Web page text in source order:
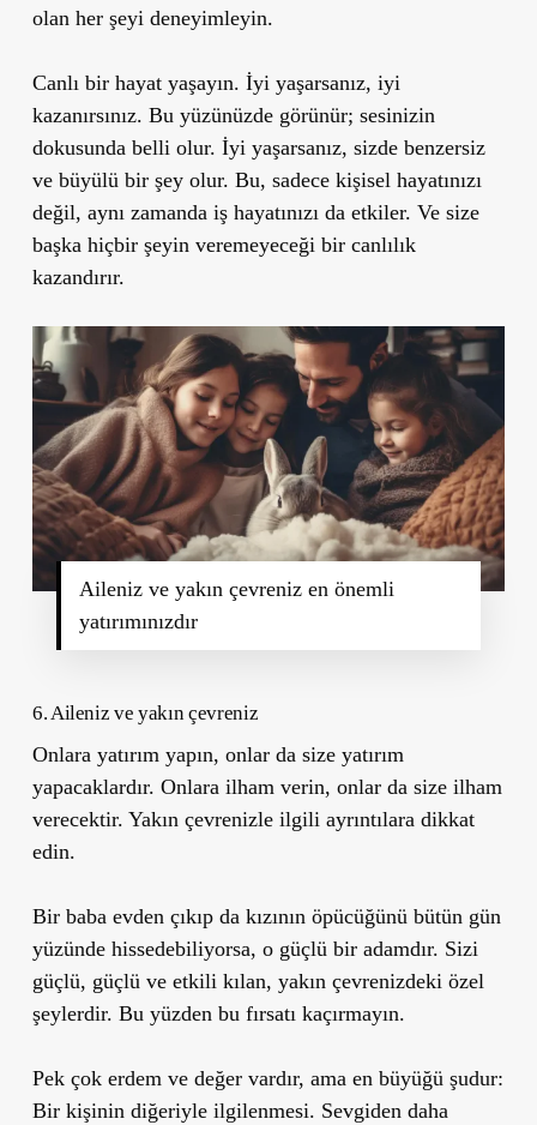
olan her şeyi deneyimleyin.
Canlı bir hayat yaşayın. İyi yaşarsanız, iyi
kazanırsınız. Bu yüzünüzde görünür; sesinizin
dokusunda belli olur. İyi yaşarsanız, sizde benzersiz
ve büyülü bir şey olur. Bu, sadece kişisel hayatınızı
değil, aynı zamanda iş hayatınızı da etkiler. Ve size
başka hiçbir şeyin veremeyeceği bir canlılık
kazandırır.
Aileniz ve yakın çevreniz en önemli
yatırımınızdır
6. Aileniz ve yakın çevreniz
Onlara yatırım yapın, onlar da size yatırım
yapacaklardır. Onlara ilham verin, onlar da size ilham
verecektir. Yakın çevrenizle ilgili ayrıntılara dikkat
edin.
Bir baba evden çıkıp da kızının öpücüğünü bütün gün
yüzünde hissedebiliyorsa, o güçlü bir adamdır. Sizi
güçlü, güçlü ve etkili kılan, yakın çevrenizdeki özel
şeylerdir. Bu yüzden bu fırsatı kaçırmayın.
Pek çok erdem ve değer vardır, ama en büyüğü şudur:
Bir kişinin diğeriyle ilgilenmesi. Sevgiden daha